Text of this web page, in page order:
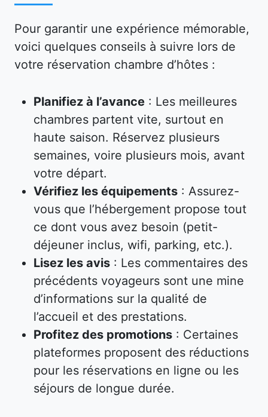
Pour garantir une expérience mémorable,
voici quelques conseils à suivre lors de
votre réservation chambre d’hôtes :
Planifiez à l’avance : Les meilleures
chambres partent vite, surtout en
haute saison. Réservez plusieurs
semaines, voire plusieurs mois, avant
votre départ.
Vérifiez les équipements : Assurez-
vous que l’hébergement propose tout
ce dont vous avez besoin (petit-
déjeuner inclus, wifi, parking, etc.).
Lisez les avis : Les commentaires des
précédents voyageurs sont une mine
d’informations sur la qualité de
l’accueil et des prestations.
Profitez des promotions : Certaines
plateformes proposent des réductions
pour les réservations en ligne ou les
séjours de longue durée.